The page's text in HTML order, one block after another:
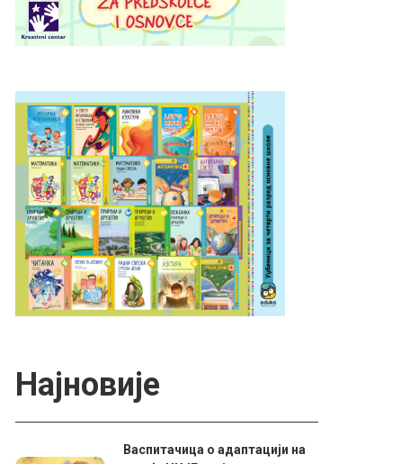
Најновије
Васпитачица о адаптацији на